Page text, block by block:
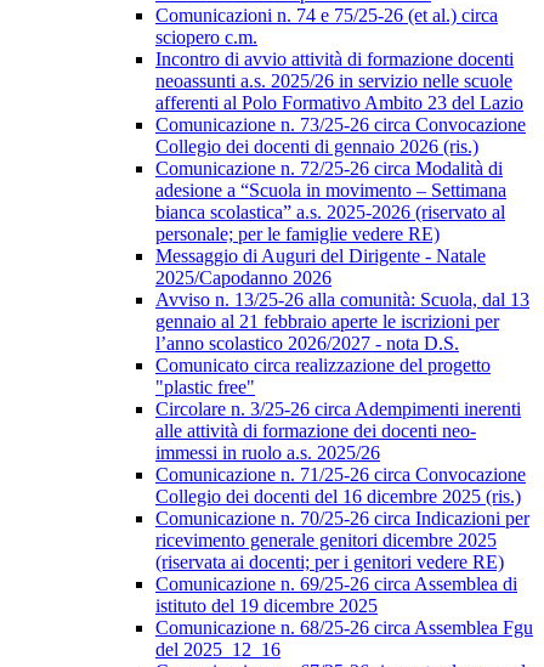
Comunicazioni n. 74 e 75/25-26 (et al.) circa
sciopero c.m.
Incontro di avvio attività di formazione docenti
neoassunti a.s. 2025/26 in servizio nelle scuole
afferenti al Polo Formativo Ambito 23 del Lazio
Comunicazione n. 73/25-26 circa Convocazione
Collegio dei docenti di gennaio 2026 (ris.)
Comunicazione n. 72/25-26 circa Modalità di
adesione a “Scuola in movimento – Settimana
bianca scolastica” a.s. 2025-2026 (riservato al
personale; per le famiglie vedere RE)
Messaggio di Auguri del Dirigente - Natale
2025/Capodanno 2026
Avviso n. 13/25-26 alla comunità: Scuola, dal 13
gennaio al 21 febbraio aperte le iscrizioni per
l’anno scolastico 2026/2027 - nota D.S.
Comunicato circa realizzazione del progetto
"plastic free"
Circolare n. 3/25-26 circa Adempimenti inerenti
alle attività di formazione dei docenti neo-
immessi in ruolo a.s. 2025/26
Comunicazione n. 71/25-26 circa Convocazione
Collegio dei docenti del 16 dicembre 2025 (ris.)
Comunicazione n. 70/25-26 circa Indicazioni per
ricevimento generale genitori dicembre 2025
(riservata ai docenti; per i genitori vedere RE)
Comunicazione n. 69/25-26 circa Assemblea di
istituto del 19 dicembre 2025
Comunicazione n. 68/25-26 circa Assemblea Fgu
del 2025_12_16